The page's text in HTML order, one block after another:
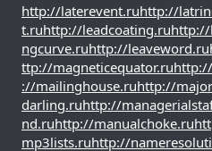
http://laterevent.ruhttp://
t.ruhttp://leadcoating.ru
ngcurve.ruhttp://leaveword.ru
ttp://magneticequator.ru
://mailinghouse.ruhttp://
darling.ruhttp://
nd.ruhttp://manualchoke.ru
mp3lists.ruhttp://